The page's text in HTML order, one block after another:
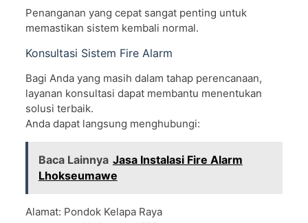
Penanganan yang cepat sangat penting untuk
memastikan sistem kembali normal.
Konsultasi Sistem Fire Alarm
Bagi Anda yang masih dalam tahap perencanaan,
layanan konsultasi dapat membantu menentukan
solusi terbaik.
Anda dapat langsung menghubungi:
Baca Lainnya Jasa Instalasi Fire Alarm
Lhokseumawe
Alamat: Pondok Kelapa Raya